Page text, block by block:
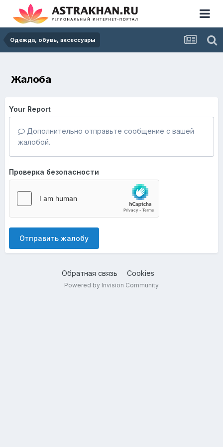
Одежда, обувь, аксессуары
Жалоба
Your Report
Дополнительно отправьте сообщение с вашей
жалобой.
Проверка безопасности
Отправить жалобу
Обратная связь Cookies
Powered by Invision Community